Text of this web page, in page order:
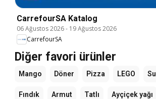
CarrefourSA Katalog
06 Ağustos 2026- 19 Ağustos 2026
CarrefourSA
Diğer favori ürünler
Mango Döner Pizza LEGO Su
Fındık Armut Tatlı Ayçiçek yağı